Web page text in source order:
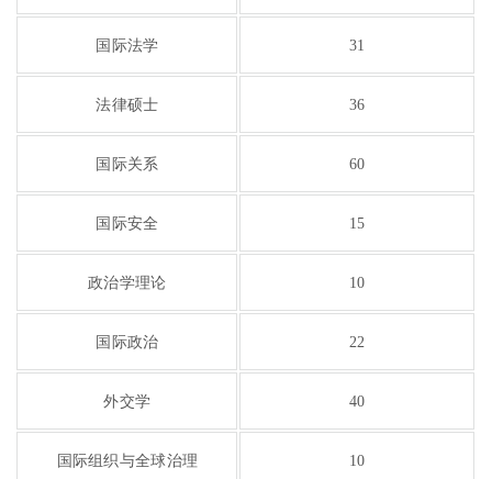
国际法学 31
法律硕士 36
国际关系 60
国际安全 15
政治学理论 10
国际政治 22
外交学 40
国际组织与全球治理 10